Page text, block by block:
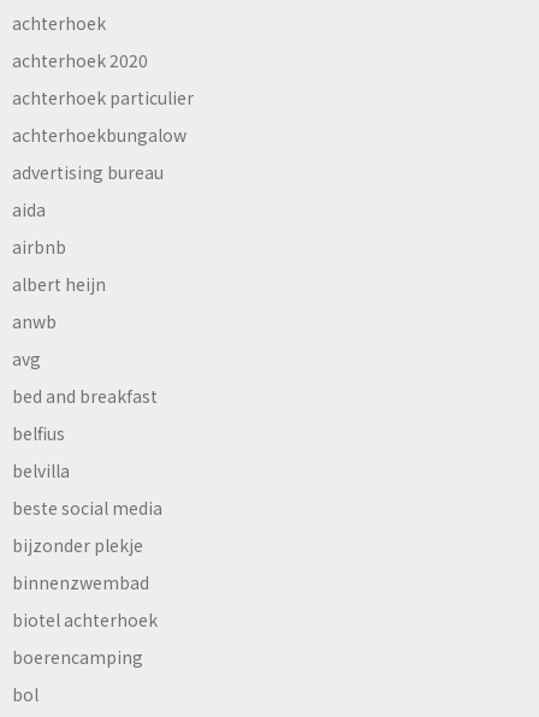
achterhoek
achterhoek 2020
achterhoek particulier
achterhoekbungalow
advertising bureau
aida
airbnb
albert heijn
anwb
avg
bed and breakfast
belfius
belvilla
beste social media
bijzonder plekje
binnenzwembad
biotel achterhoek
boerencamping
bol